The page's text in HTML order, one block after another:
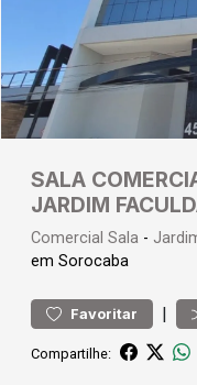
SALA
JARDIM
Comercial Sala -
em Sorocaba
Favoritar |
Compartilhe: